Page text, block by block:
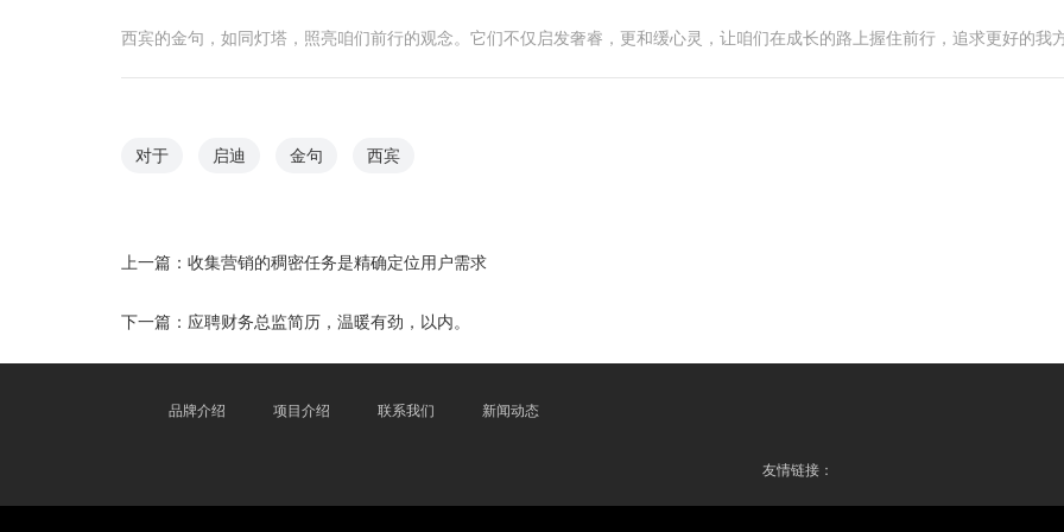
西宾的金句，如同灯塔，照亮咱们前行的观念。它们不仅启发奢睿，更和缓心灵，让咱们在成长的路上握住前行，追求更好的我
对于 启迪 金句 西宾
上一篇： 收集营销的稠密任务是精确定位用户需求
下一篇： 应聘财务总监简历，温暖有劲，以内。
品牌介绍 项目介绍 联系我们 新闻动态
友情链接：